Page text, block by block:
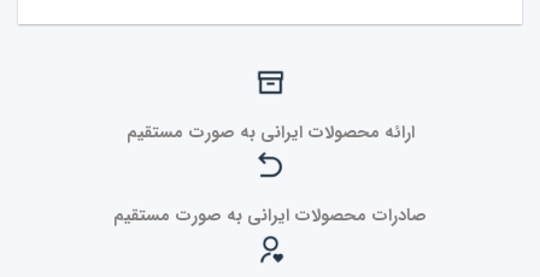
ارائه محصولات ایرانی به صورت مستقیم
صادرات محصولات ایرانی به صورت مستقیم